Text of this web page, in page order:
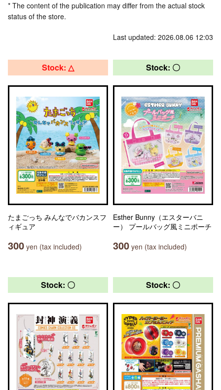
* The content of the publication may differ from the actual stock
status of the store.
Last updated: 2026.08.06 12:03
Stock: △
たまごっち みんなでバカンスフ
ィギュア
300 yen (tax included)
Stock: 〇
Esther Bunny（エスターバニ
ー） プールバッグ風ミニポーチ
300 yen (tax included)
Stock: 〇 Stock: 〇